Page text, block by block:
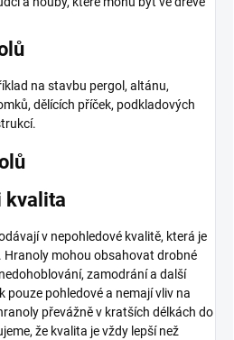
na stavbu pergol, altánu,
dělících příček, podkladových
kvalita
v nepohledové kvalitě, která je
Hranoly mohou obsahovat drobné
zamodrání a další
pouze pohledové a nemají vliv na
převážně v kratších délkách do
že kvalita je vždy lepší než